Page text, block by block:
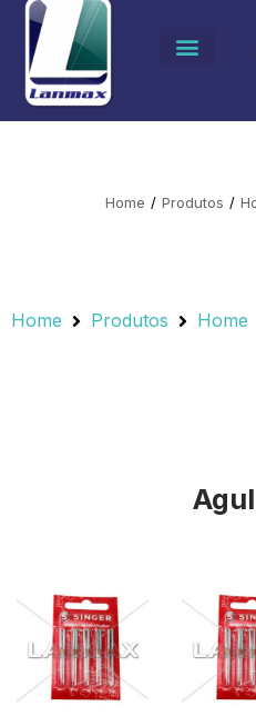
para
conteúdo
Home / Produtos /
Home Produtos Home